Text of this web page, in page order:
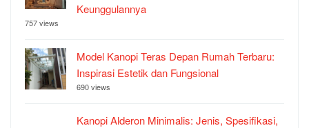
Keunggulannya
757 views
Model Kanopi Teras Depan Rumah Terbaru:
Inspirasi Estetik dan Fungsional
690 views
Kanopi Alderon Minimalis: Jenis, Spesifikasi,